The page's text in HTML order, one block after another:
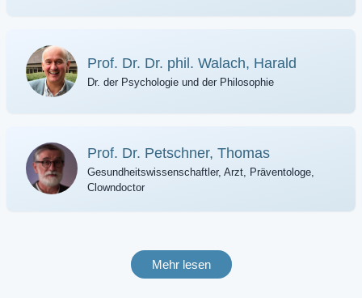
Prof. Dr. Dr. phil. Walach, Harald
Dr. der Psychologie und der Philosophie
Prof. Dr. Petschner, Thomas
Gesundheitswissenschaftler, Arzt, Präventologe,
Clowndoctor
Mehr lesen